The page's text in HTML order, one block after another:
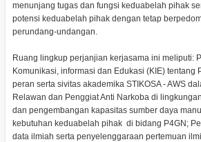
menunjang tugas dan fungsi keduabelah pihak
potensi keduabelah pihak dengan tetap
perundang-undangan.
Ruang lingkup perjanjian kerjasama ini meliputi:
Komunikasi, informasi dan Edukasi (KIE) tentang
peran serta sivitas akademika STIKOSA - AWS
Relawan dan Penggiat Anti Narkoba di
dan pengembangan kapasitas sumber daya
kebutuhan keduabelah pihak di bidang P4GN;
data ilmiah serta penyelenggaraan pertemuan